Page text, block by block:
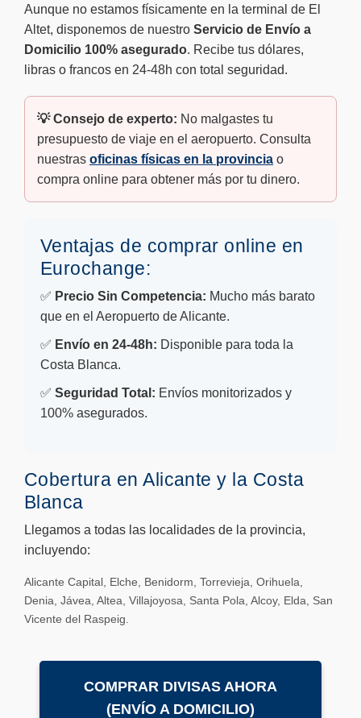
Aunque no estamos físicamente en la terminal de El
Altet, disponemos de nuestro Servicio de Envío a
Domicilio 100% asegurado. Recibe tus dólares,
libras o francos en 24-48h con total seguridad.
💡 Consejo de experto: No malgastes tu
presupuesto de viaje en el aeropuerto. Consulta
nuestras oficinas físicas en la provincia o
compra online para obtener más por tu dinero.
Ventajas de comprar online en
Eurochange:
✅ Precio Sin Competencia: Mucho más barato
que en el Aeropuerto de Alicante.
✅ Envío en 24-48h: Disponible para toda la
Costa Blanca.
✅ Seguridad Total: Envíos monitorizados y
100% asegurados.
Cobertura en Alicante y la Costa
Blanca
Llegamos a todas las localidades de la provincia,
incluyendo:
Alicante Capital, Elche, Benidorm, Torrevieja, Orihuela,
Denia, Jávea, Altea, Villajoyosa, Santa Pola, Alcoy, Elda, San
Vicente del Raspeig.
COMPRAR DIVISAS AHORA
(ENVÍO A DOMICILIO)